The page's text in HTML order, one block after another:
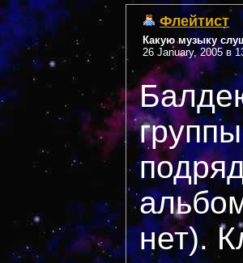
Флейтист
Какую музыку
26 January, 2005 в
нет).